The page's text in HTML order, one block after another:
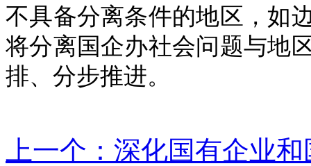
不具备分离条件的地区，如
将分离国企办社会问题与地
排、分步推进。
上一个：深化国有企业